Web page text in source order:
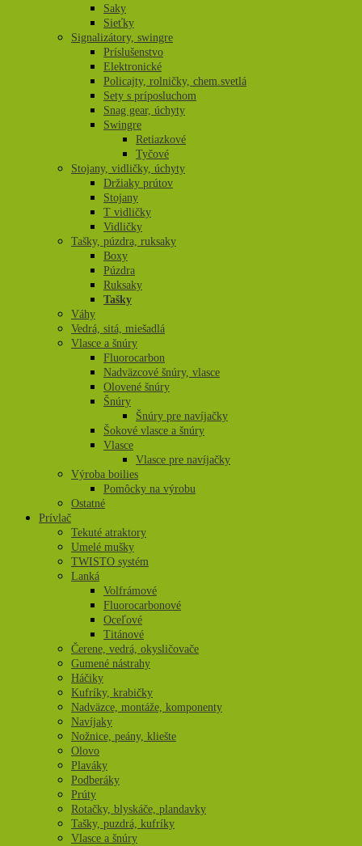
Saky
Sieťky
Signalizátory, swingre
Príslušenstvo
Elektronické
Policajty, rolničky, chem.svetlá
Sety s príposluchom
Snag gear, úchyty
Swingre
Retiazkové
Tyčové
Stojany, vidličky, úchyty
Držiaky prútov
Stojany
T vidličky
Vidličky
Tašky, púzdra, ruksaky
Boxy
Púzdra
Ruksaky
Tašky
Váhy
Vedrá, sitá, miešadlá
Vlasce a šnúry
Fluorocarbon
Nadväzcové šnúry, vlasce
Olovené šnúry
Šnúry
Šnúry pre navíjačky
Šokové vlasce a šnúry
Vlasce
Vlasce pre navíjačky
Výroba boilies
Pomôcky na výrobu
Ostatné
Prívlač
Tekuté atraktory
Umelé mušky
TWISTO systém
Lanká
Volfrámové
Fluorocarbonové
Oceľové
Titánové
Čerene, vedrá, okysličovače
Gumené nástrahy
Háčiky
Kufríky, krabičky
Nadväzce, montáže, komponenty
Navíjaky
Nožnice, peány, kliešte
Olovo
Plaváky
Podberáky
Prúty
Rotačky, blyskáče, plandavky
Tašky, puzdrá, kufríky
Vlasce a šnúry